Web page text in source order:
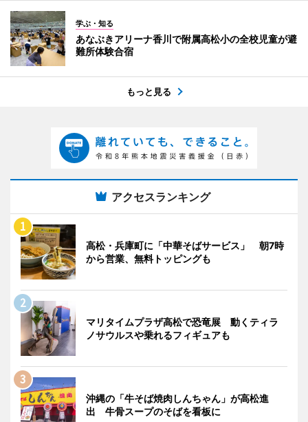
学ぶ・知る
あなぶきアリーナ香川で附属高松小の全校児童が避
難所体験合宿
もっと見る
アクセスランキング
高松・兵庫町に「中華そばサービス」 朝7時
から営業、無料トッピングも
マリタイムプラザ高松で恐竜展 動くティラ
ノサウルスや乗れるフィギュアも
沖縄の「牛そば焼肉しんちゃん」が高松進
出 牛骨スープのそばを看板に